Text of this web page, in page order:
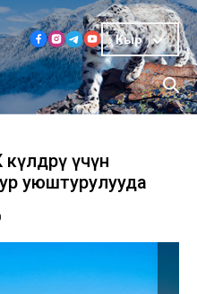
Кыр
үчүн
уюштурулууда